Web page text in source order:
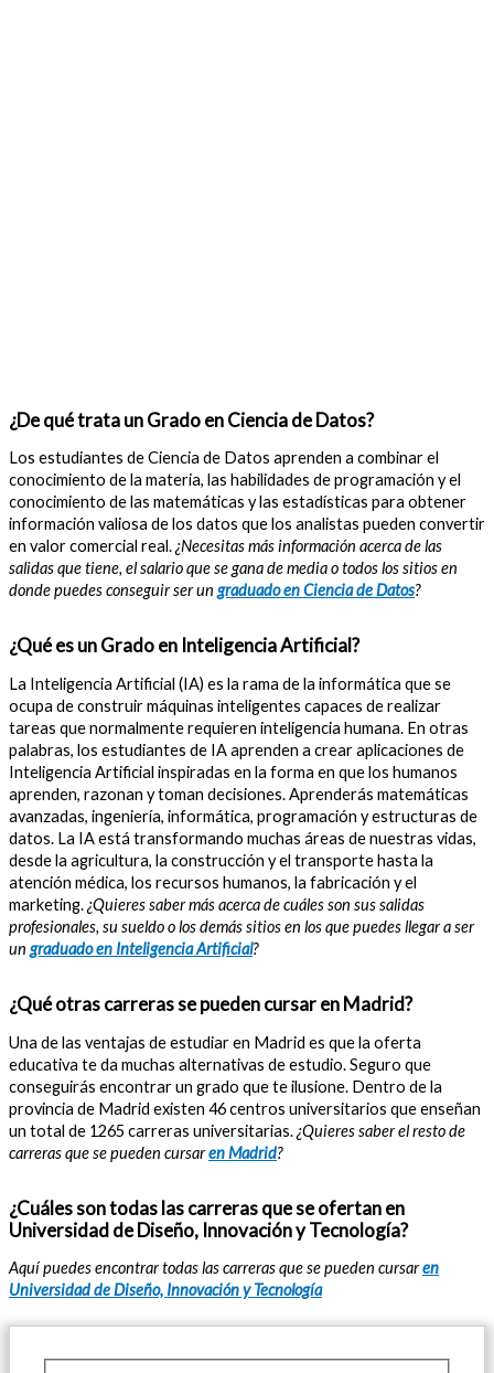
¿De qué trata un Grado en Ciencia de Datos?
Los estudiantes de Ciencia de Datos aprenden a combinar el
conocimiento de la materia, las habilidades de programación y el
conocimiento de las matemáticas y las estadísticas para obtener
información valiosa de los datos que los analistas pueden convertir
en valor comercial real.¿Necesitas más información acerca de las
salidas que tiene, el salario que se gana de media o todos los sitios en
donde puedes conseguir ser un graduado en Ciencia de Datos?
¿Qué es un Grado en Inteligencia Artificial?
La Inteligencia Artificial (IA) es la rama de la informática que se
ocupa de construir máquinas inteligentes capaces de realizar
tareas que normalmente requieren inteligencia humana. En otras
palabras, los estudiantes de IA aprenden a crear aplicaciones de
Inteligencia Artificial inspiradas en la forma en que los humanos
aprenden, razonan y toman decisiones. Aprenderás matemáticas
avanzadas, ingeniería, informática, programación y estructuras de
datos. La IA está transformando muchas áreas de nuestras vidas,
desde la agricultura, la construcción y el transporte hasta la
atención médica, los recursos humanos, la fabricación y el
marketing.¿Quieres saber más acerca de cuáles son sus salidas
profesionales, su sueldo o los demás sitios en los que puedes llegar a ser
un graduado en Inteligencia Artificial?
¿Qué otras carreras se pueden cursar en Madrid?
Una de las ventajas de estudiar en Madrid es que la oferta
educativa te da muchas alternativas de estudio. Seguro que
conseguirás encontrar un grado que te ilusione. Dentro de la
provincia de Madrid existen 46 centros universitarios que enseñan
un total de 1265 carreras universitarias.¿Quieres saber el resto de
carreras que se pueden cursaren Madrid?
¿Cuáles son todas las carreras que se ofertan en
Universidad de Diseño, Innovación y Tecnología?
Aquí puedes encontrar todas las carreras que se pueden cursaren
Universidad de Diseño, Innovación y Tecnología